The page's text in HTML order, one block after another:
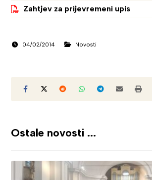
Zahtjev za prijevremeni upis
04/02/2014 Novosti
Ostale novosti ...